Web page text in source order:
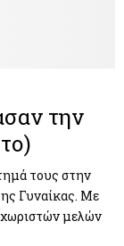
την
τους στην
Γυναίκας. Με
μελών